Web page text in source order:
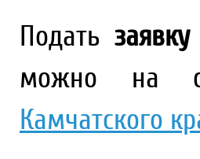
Подать заявку
можно на
Камчатского